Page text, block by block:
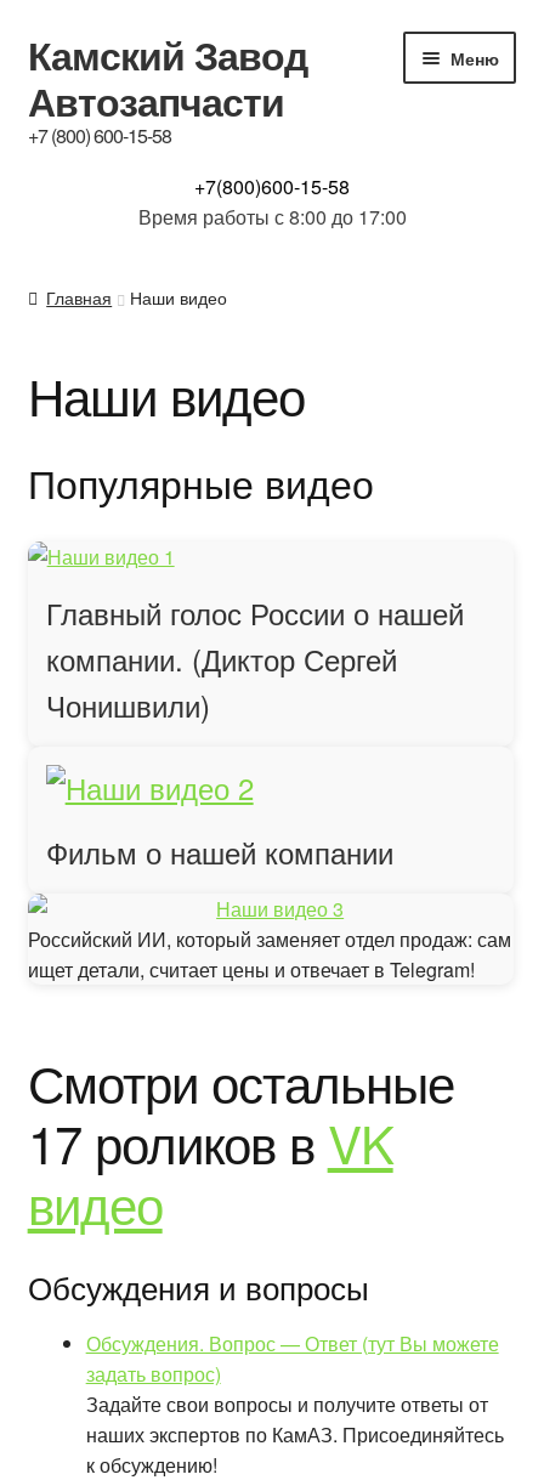
Перейти
к
навигации
Перейти
к
содержимому
Камский Завод
Автозапчасти
+7 (800) 600-15-58
Меню
Контакты
Отзывы
БЛОГ
+7(800)600-15-58
Время работы с 8:00 до 17:00
Главная Наши видео
Наши видео
Популярные видео
Главный голос России о нашей
компании. (Диктор Сергей
Чонишвили)
Фильм о нашей компании
Российский ИИ, который заменяет отдел продаж: сам
ищет детали, считает цены и отвечает в Telegram!
Смотри остальные
17 роликов в VK
видео
Обсуждения и вопросы
Обсуждения. Вопрос — Ответ (тут Вы можете
задать вопрос)
Задайте свои вопросы и получите ответы от
наших экспертов по КамАЗ. Присоединяйтесь
к обсуждению!